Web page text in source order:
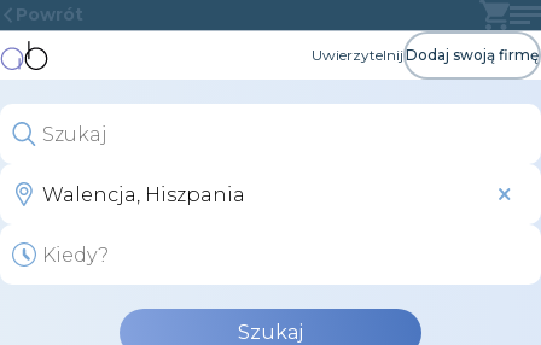
Powrót
UwierzytelnijDodaj swoją firmę
Szukaj